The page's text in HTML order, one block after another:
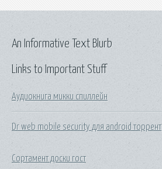
Links to Important Stuff
Аудиокнига микки спиллейн
Dr web mobile security для android торрент
Сортамент доски гост
An Informative Text Blurb